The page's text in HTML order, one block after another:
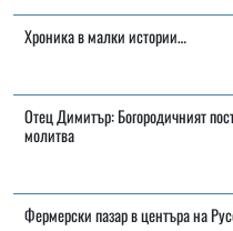
Хроника в малки истории…
Отец Димитър: Богородичният
молитва
Фермерски пазар в центъра на